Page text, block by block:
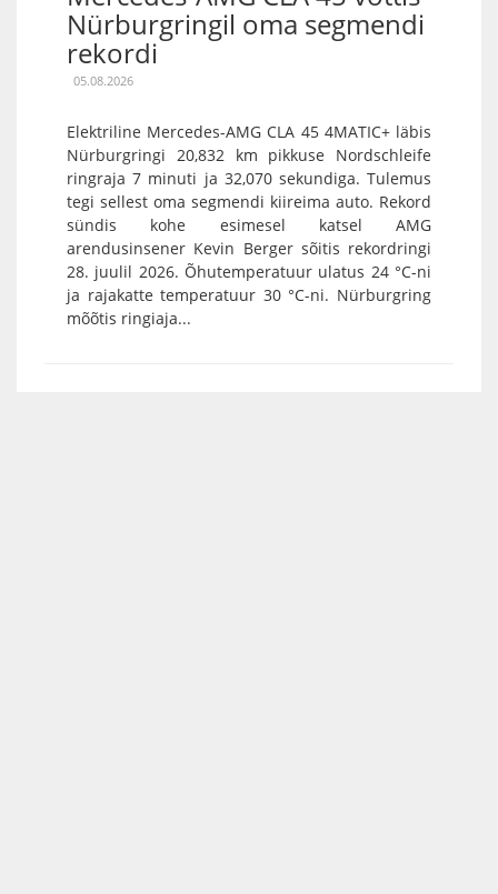
Nürburgringil oma segmendi
rekordi
05.08.2026
Elektriline Mercedes-AMG CLA 45 4MATIC+ läbis
Nürburgringi 20,832 km pikkuse Nordschleife
ringraja 7 minuti ja 32,070 sekundiga. Tulemus
tegi sellest oma segmendi kiireima auto. Rekord
sündis kohe esimesel katsel AMG
arendusinsener Kevin Berger sõitis rekordringi
28. juulil 2026. Õhutemperatuur ulatus 24 °C-ni
ja rajakatte temperatuur 30 °C-ni. Nürburgring
mõõtis ringiaja...